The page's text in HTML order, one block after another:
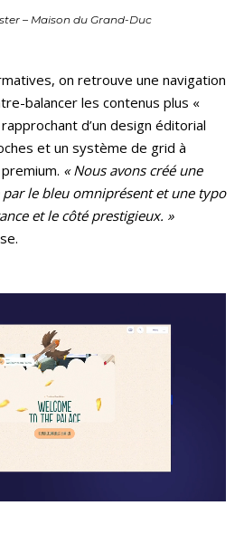
– Maison du Grand-Duc
on retrouve une navigation
balancer les contenus plus «
d’un design éditorial
et un système de grid à
« Nous avons créé une
par le bleu omniprésent et une typo
et le côté prestigieux. »